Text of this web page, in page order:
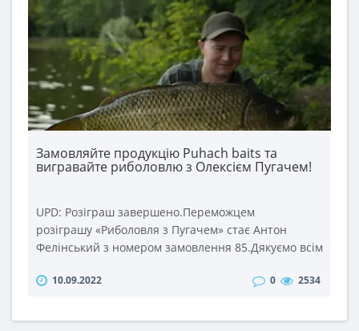
Замовляйте продукцію Puhach baits та
вигравайте риболовлю з Олексієм Пугачем!
UPD: Розіграш завершено.Переможцем
розіграшу «Риболовля з Пугачем» стає Антон
Фелінський з номером замовлення 85.Дякуємо всім
Правила участі в розіграші: 1. Зробіть замовлення
грн. з 4 до 18 вересня 2022 року. 2. При
10.09.2022 0 2534